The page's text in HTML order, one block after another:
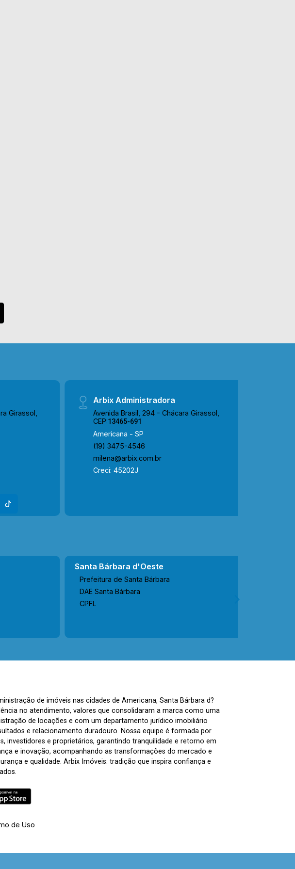
Girassol,
Arbix Administradora
Avenida Brasil, 294 - Chácara Girassol,
CEP:13465-691
Americana - SP
(19) 3475-4546
milena@arbix.com.br
Creci: 45202J
Santa Bárbara d'Oeste
Prefeitura de Santa Bárbara
DAE Santa Bárbara
CPFL
de imóveis nas cidades de Americana, Santa Bárbara d?
no atendimento, valores que consolidaram a marca como uma
de locações e com um departamento jurídico imobiliário
e relacionamento duradouro. Nossa equipe é formada por
e proprietários, garantindo tranquilidade e retorno em
e inovação, acompanhando as transformações do mercado e
e qualidade. Arbix Imóveis: tradição que inspira confiança e
de Uso